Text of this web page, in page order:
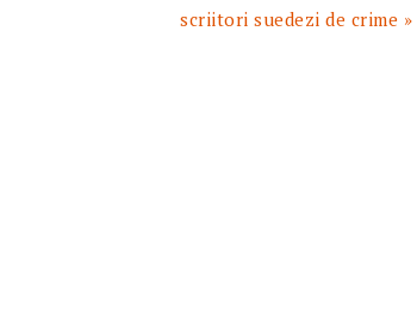
scriitori suedezi de crime »